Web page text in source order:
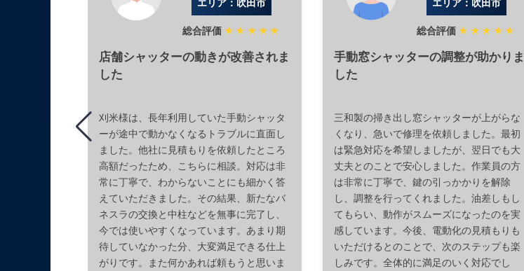
総合評価 ★★★★★
店舗シャッターの動きが改善されま
した
刈米様は、長年利用していた手動シャッタ
ーが途中で動かなくなるトラブルに直面し
ました。他社に見積もりを依頼したところ
高額だったため、こちらに相談。対応は非
常に丁寧で、わからないことにも細かく答
えていただきました。その結果、新たなバ
ネスラの交換と中柱などを無事に完了し、
今では使いやすくなっています。あまり期
待していなかった分、大変満足できる仕上
がりです。また何かあれば頼もうと思いま
総合評価 ★★★★★
手動窓シャッターの調整が助かりま
した
三和製の掃き出し窓シャッターが上がらな
くなり、急いで修理を依頼しました。最初
は緊急対応を希望しましたが、翌日でも大
丈夫とのことで安心しました。作業員の方
は非常に丁寧で、鍵の引っかかりを解除
し、調整を行ってくれました。油差しもし
てもらい、動作がスムーズになったのを実
感しています。今後、電動化の見積もりも
いただけるとのことで、次のステップも楽
しみです。全体的に満足のいく対応でし